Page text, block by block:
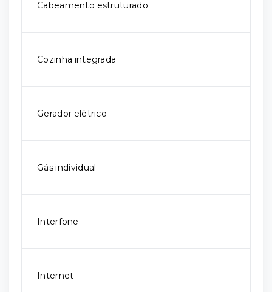
Cabeamento estruturado
Cozinha integrada
Gerador elétrico
Gás individual
Interfone
Internet